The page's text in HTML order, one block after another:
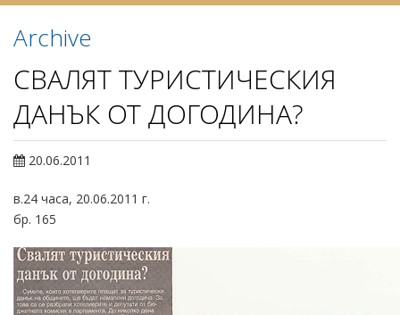
Archive
СВАЛЯТ ТУРИСТИЧЕСКИЯ
ДАНЪК ОТ ДОГОДИНА?
20.06.2011
в.24 часа, 20.06.2011 г.
бр. 165